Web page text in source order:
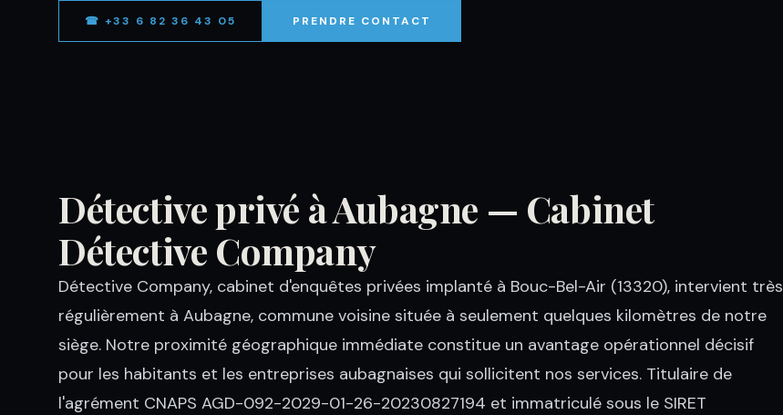
☎ +33 6 82 36 43 05 PRENDRE CONTACT
Détective privé à Aubagne — Cabinet
Détective Company
Détective Company, cabinet d'enquêtes privées implanté à Bouc-Bel-Air (13320), intervient très
régulièrement à Aubagne, commune voisine située à seulement quelques kilomètres de notre
siège. Notre proximité géographique immédiate constitue un avantage opérationnel décisif
pour les habitants et les entreprises aubagnaises qui sollicitent nos services. Titulaire de
l'agrément CNAPS AGD-092-2029-01-26-20230827194 et immatriculé sous le SIRET